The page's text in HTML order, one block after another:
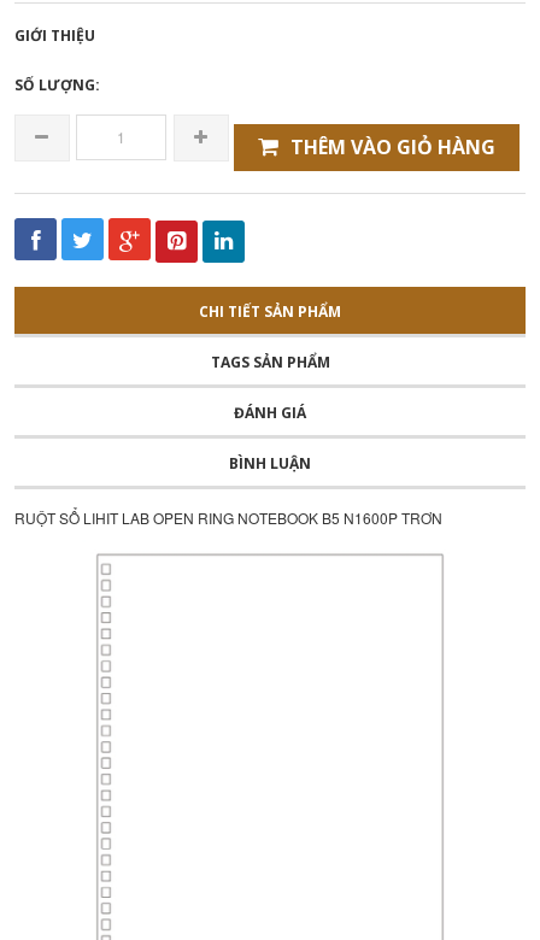
GIỚI THIỆU
SỐ LƯỢNG:
THÊM VÀO GIỎ HÀNG
CHI TIẾT SẢN PHẨM
TAGS SẢN PHẨM
ĐÁNH GIÁ
BÌNH LUẬN
RUỘT SỔ LIHIT LAB OPEN RING NOTEBOOK B5 N1600P TRƠN